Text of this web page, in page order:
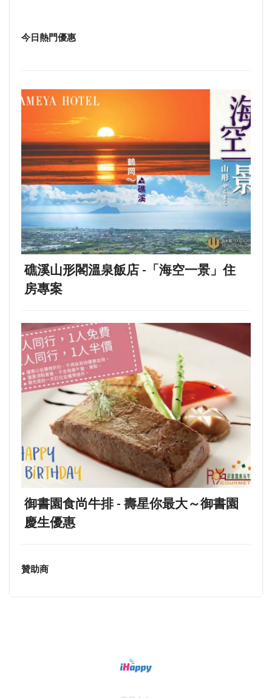
今日熱門優惠
礁溪山形閣溫泉飯店 -「海空一景」住
房專案
御書園食尚牛排 - 壽星你最大～御書園
慶生優惠
贊助商